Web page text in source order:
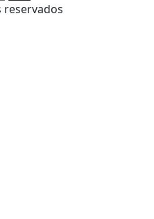
reservados